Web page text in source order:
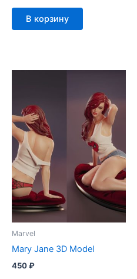
В корзину
Marvel
Mary Jane 3D Model
450₽